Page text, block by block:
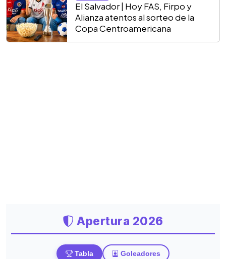
El Salvador | Hoy FAS, Firpo y
Alianza atentos al sorteo de la
Copa Centroamericana